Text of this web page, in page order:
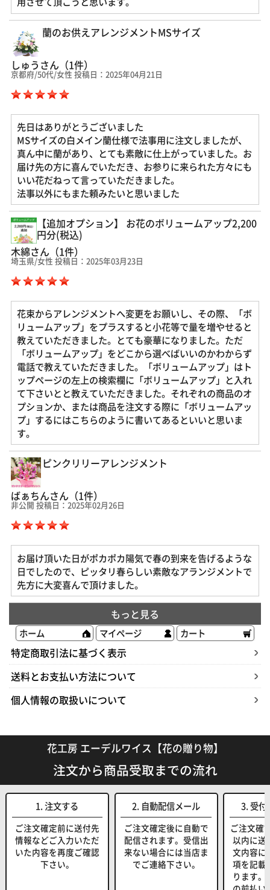
蘭のお供えアレンジメントMSサイズ
しゅうさん（1件）
京都府/50代/女性 投稿日：2025年04月21日
先日はありがとうございました
MSサイズの白メイン蘭仕様で法事用に注文しましたが、
真ん中に蘭があり、とても素敵に仕上がっていました。お
届け先の方に喜んでいただき、お参りに来られた方々にも
いい花だねって言っていただきました。
法事以外にもまた頼みたいと思いました
【追加オプション】 お花のボリュームアップ2,200
円分(税込)
木綿さん（1件）
埼玉県/女性 投稿日：2025年03月23日
花束からアレンジメントへ変更をお願いし、その際、「ボ
リュームアップ」をプラスすると小花等で量を増やせると
教えていただきました。とても豪華になりました。ただ
「ボリュームアップ」をどこから選べばいいのかわからず
電話で教えていただきました。「ボリュームアップ」はト
ップページの左上の検索欄に「ボリュームアップ」と入れ
て下さいとと教えていただきました。それぞれの商品のオ
プションか、または商品を注文する際に「ボリュームアッ
プ」するにはこちらのように書いてあるといいと思いま
す。
ピンクリリーアレンジメント
ばぁちんさん（1件）
非公開 投稿日：2025年02月26日
お届け頂いた日がポカポカ陽気で春の到来を告げるような
日でしたので、ピッタリ春らしい素敵なアランジメントで
先方に大変喜んで頂けました。
もっと見る
ホーム マイページ カート
特定商取引法に基づく表示
送料とお支払い方法について
個人情報の取扱いについて
花工房 エーデルワイス【花の贈り物】
注文から商品受取までの流れ
1. 注文する
ご注文確定前に送付先
情報などご入力いただ
いた内容を再度ご確認
下さい。
2. 自動配信メール
ご注文確定後に自動で
配信されます。受信出
来ない場合には当店ま
でご連絡下さい。
3. 受付
ご注文確
以内に送
文内容に
項を記載
ります